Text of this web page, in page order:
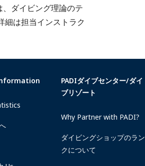
ダイビング理論のテ
細は担当インストラク
PADIダイブセンター/ダイ
ブリゾート
Why Partner with PADI?
ダイビングショップのラン
クについて